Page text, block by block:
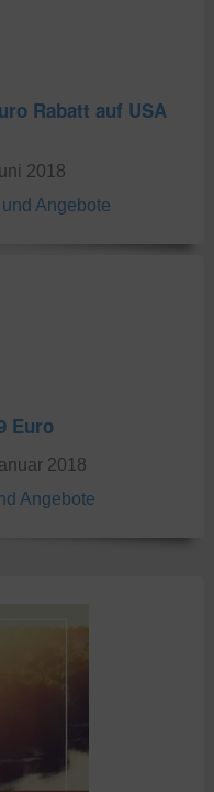
Rabatt auf USA
2018
Angebote
Euro
2018
Angebote